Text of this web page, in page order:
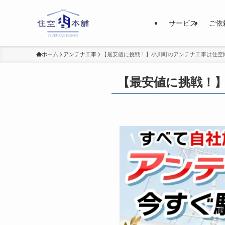
サービス ご
ホーム アンテナ工事 【最安値に挑戦！】小川町のアンテナ工事は住空
【最安値に挑戦！